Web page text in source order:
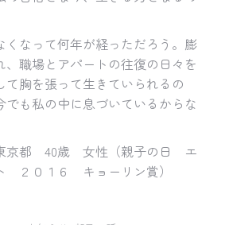
くなって何年が経っただろう。膨
、職場とアパートの往復の日々を
て胸を張って生きていられるの
でも私の中に息づいているからな
東京都 40歳 女性（親子の日 エ
２０１６ キョーリン賞）